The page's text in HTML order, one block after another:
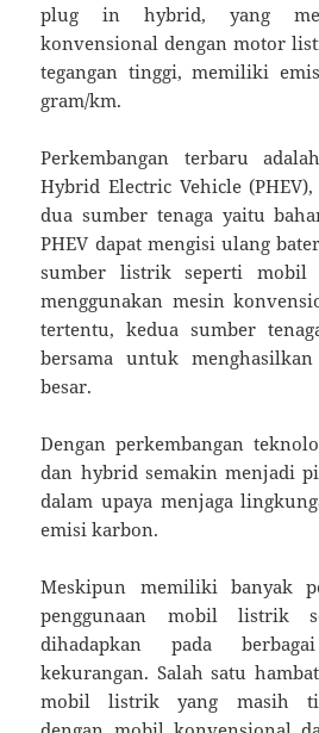
plug in hybrid, yang
konvensional dengan motor
tegangan tinggi, memiliki
gram/km.
Perkembangan terbaru
Hybrid Electric Vehicle
dua sumber tenaga yaitu
PHEV dapat mengisi ulang
sumber listrik seperti mobil
menggunakan mesin
tertentu, kedua sumber
bersama untuk
besar.
Dengan perkembangan
dan hybrid semakin menjadi
dalam upaya menjaga
emisi karbon.
Meskipun memiliki banyak
penggunaan mobil listrik
dihadapkan pada
kekurangan. Salah satu
mobil listrik yang masih